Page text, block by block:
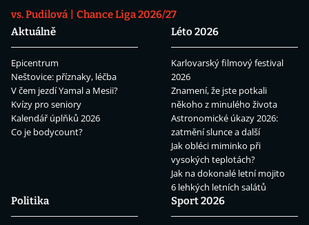
vs. Pudilová
Chance Liga 2026/27
Aktuálně
Epicentrum
Neštovice: příznaky, léčba
V čem jezdí Yamal a Mesii?
Kvízy pro seniory
Kalendář úplňků 2026
Co je bodycount?
Léto 2026
Karlovarský filmový festival
2026
Znamení, že jste potkali
někoho z minulého života
Astronomické úkazy 2026:
zatmění slunce a další
Jak obléci miminko při
vysokých teplotách?
Jak na dokonalé letní mojito
6 lehkých letních salátů
Politika
Sport 2026